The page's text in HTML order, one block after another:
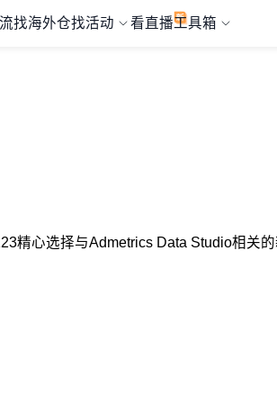
找海外仓找活动 看直播工具箱
精心选择与Admetrics Data Studio相关